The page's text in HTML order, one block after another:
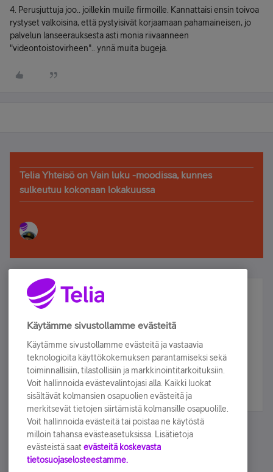
4. Perusjuttuja joo.. joillekin muille firmoille. Kannattaisi ensin toivoa
rystyset valkoisina, että pystyisivät korjaamaan pahamaineisen, jo
palvelun lanseerauksesta asti monia riivaanneen
"videontoistovirheen".. ynnä muita bugeja.
Telia Yhteisö on Vain luku -moodissa, kunnes
sulkeutuu kokonaan lokakuussa
Älä jää paitsi – osallistu ja voita!
Tilaa Telian uutiskirje ja olet mukana arvonnassa.
sähköpostiisi.
Tilaa nyt
Käytämme sivustollamme evästeitä
Käytämme sivustollamme evästeitä ja vastaavia
teknologioita käyttökokemuksen parantamiseksi sekä
toiminnallisiin, tilastollisiin ja markkinointitarkoituksiin.
Voit hallinnoida evästevalintojasi alla. Kaikki luokat
sisältävät kolmansien osapuolien evästeitä ja
merkitsevät tietojen siirtämistä kolmansille osapuolille.
Voit hallinnoida evästeitä tai poistaa ne käytöstä
milloin tahansa evästeasetuksissa. Lisätietoja
evästeistä saat evästeitä koskevasta
tietosuojaselosteestamme.